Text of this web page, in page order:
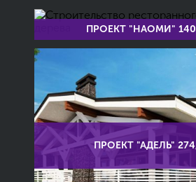
ПРОЕКТ "НАОМИ"
ПРОЕКТ "АДЕЛЬ"